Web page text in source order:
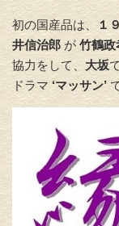
初の国産品は、 １
井信治郎 が 竹鶴政
協力をして、 大坂
ドラマ ‘マッサン’